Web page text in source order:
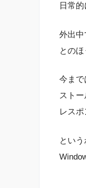
日常
外出
との
今まで
スト
レス
とい